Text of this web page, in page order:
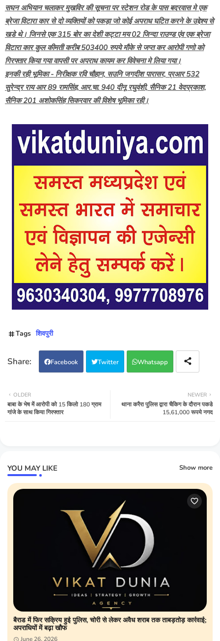
सघन अभियान चलाकर मुखविर की सूचना पर स्टेशन रोड के पास बदरवास मे एक
ब्रेजा विटारा कार से दो व्यक्तियों को पकड़ा जो कोई अपराध घटित करने के उद्देश्य से
खडे थे। जिनसे एक 315 बोर का देशी कट्टा मय 02 जिन्दा राउण्ड एंव एक ब्रेजा
विटारा कार कुल कीमती करीब 503400 रुपये मौके से जप्त कर आरोपी गणो को
गिरफ्तार किया गया वापसी पर अपराध कायम कर विवेचना मे लिया गया।
इनकी रही भूमिका - निरीक्षक रवि चौहान, सउनि जगदीश पारासर, प्रआर 532
सुरेन्द्र राय आर 89 रामसिंह, आर.चा. 940 दीनू रघुवंशी, सैनिक 21 वेदप्रकाश,
सैनिक 201 अशोकसिंह सिकरवार की विशेष भूमिका रही।
Tags शिवपुरी
Facebook Twitter Whatsapp
NEWER
थाना करैरा पुलिस द्वारा चैकिग के दौरान पकडे
15,61,000 रूपये नगद
OLDER
बाबा के भेष में आरोपी को 15 किलो 180 ग्राम
गांजे के साथ किया गिरफ्तार
YOU MAY LIKE Show more
बैराड में फिर सक्रिय हुई पुलिस, चोरी से लेकर अवैध शराब तक ताबड़तोड़ कार्रवाई;
अपराधियों में बढ़ा खौफ
June 26, 2026